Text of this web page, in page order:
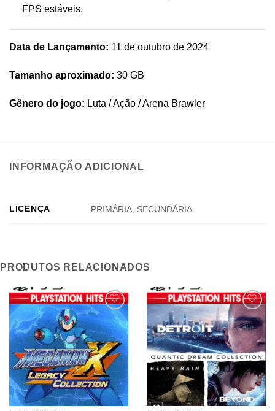
FPS estáveis.
Data de Lançamento: 11 de outubro de 2024
Tamanho aproximado: 30 GB
Gênero do jogo: Luta / Ação / Arena Brawler
INFORMAÇÃO ADICIONAL
LICENÇA PRIMÁRIA, SECUNDÁRIA
PRODUTOS RELACIONADOS